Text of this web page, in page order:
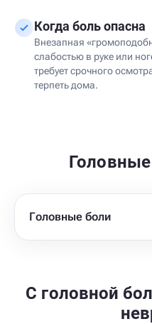
Когда боль опасна
Внезапная
слабостью в руке или
требует срочного
терпеть дома.
Головные боли
С головной